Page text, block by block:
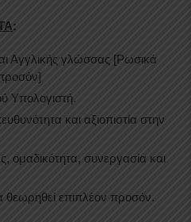
:
Αγγλικής γλώσσας [Ρωσικά
Υπολογιστή.
και αξιοπιστία στην
ομαδικότητα, συνεργασία και
θεωρηθεί επιπλέον προσόν.